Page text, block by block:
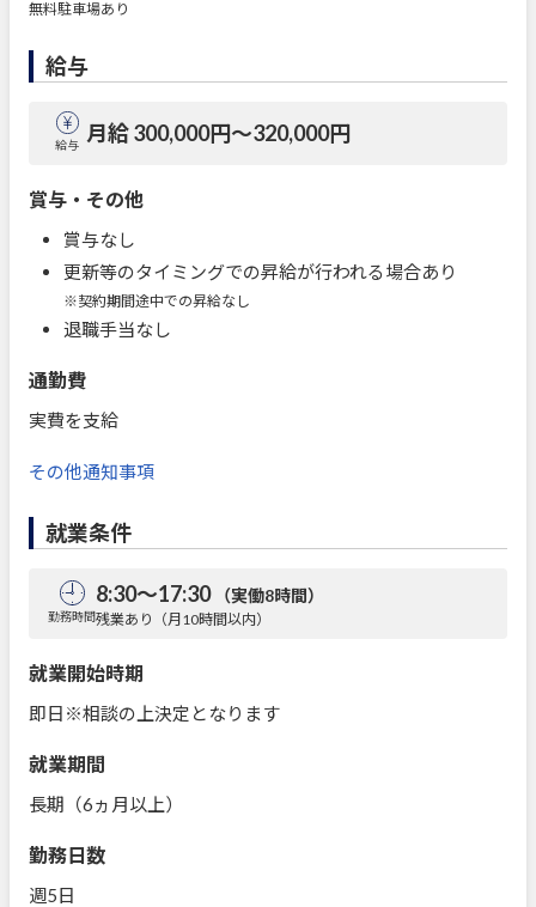
無料駐車場あり
給与
給与 月給 300,000円〜320,000円
賞与・その他
賞与なし
更新等のタイミングでの昇給が行われる場合あり
※契約期間途中での昇給なし
退職手当なし
通勤費
実費を支給
その他通知事項
就業条件
勤務時間
8:30～17:30 （実働8時間）
残業あり（月10時間以内）
就業開始時期
即日※相談の上決定となります
就業期間
長期（6ヵ月以上）
勤務日数
週5日